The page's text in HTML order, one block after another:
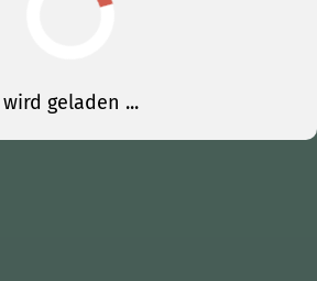
wird geladen ...